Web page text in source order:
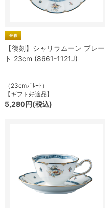
【復刻】シャリラムーン プレー
ト 23cm (8661-1121J)
（23cmﾌﾟﾚｰﾄ）
【ギフト好適品】
5,280円(税込)